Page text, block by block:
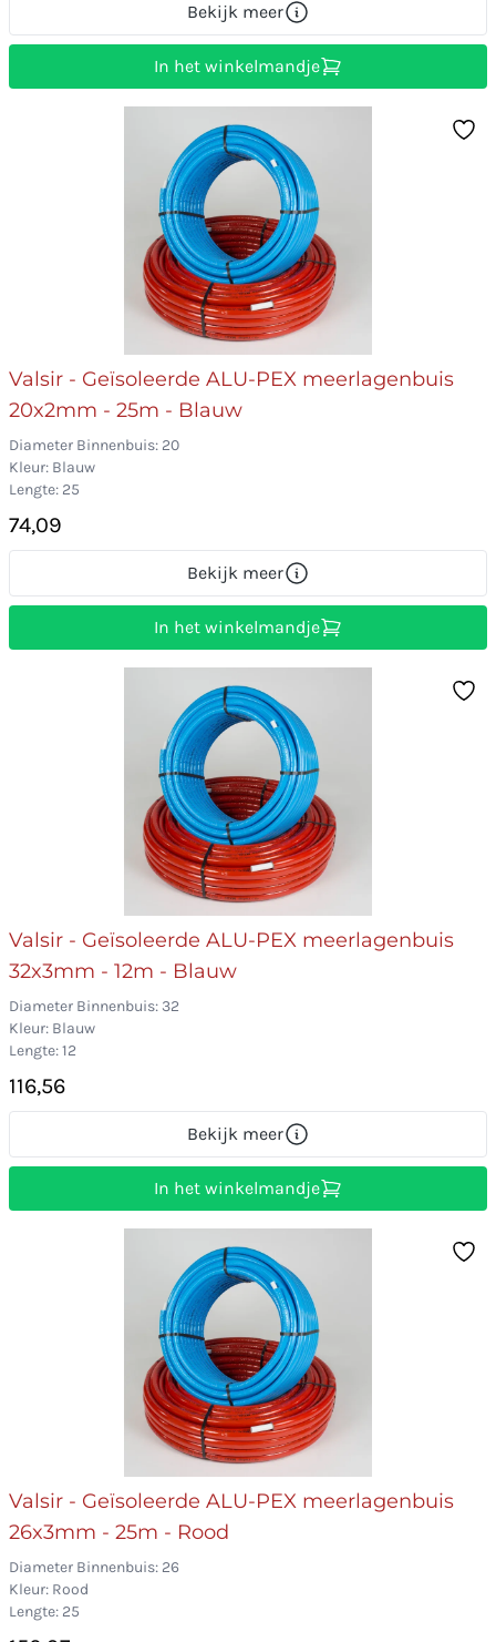
Bekijk meer
In het winkelmandje
Valsir - Geïsoleerde ALU-PEX meerlagenbuis
20x2mm - 25m - Blauw
Diameter Binnenbuis: 20
Kleur: Blauw
Lengte: 25
74,09
Bekijk meer
In het winkelmandje
Valsir - Geïsoleerde ALU-PEX meerlagenbuis
32x3mm - 12m - Blauw
Diameter Binnenbuis: 32
Kleur: Blauw
Lengte: 12
116,56
Bekijk meer
In het winkelmandje
Valsir - Geïsoleerde ALU-PEX meerlagenbuis
26x3mm - 25m - Rood
Diameter Binnenbuis: 26
Kleur: Rood
Lengte: 25